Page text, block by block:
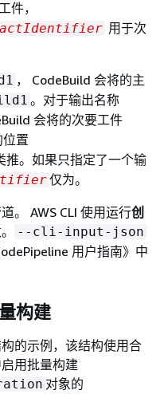
件，
用于次
， CodeBuild 会将的主
。对于输出名称
会将的次要工件
位置
推。如果只指定了一个输
仅为。
。 AWS CLI 使用运行创
--cli-input-json
用户指南》 中
构建
的示例，该结构使用合
用批量构建
对象的